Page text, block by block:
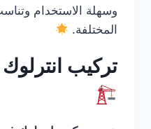
وسهلة الاستخدام
المختلفة.
تركيب